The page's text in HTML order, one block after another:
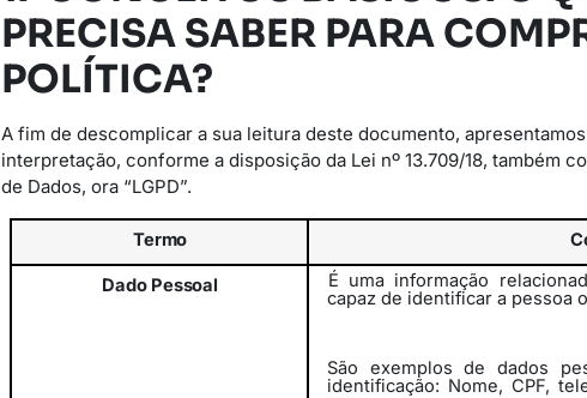
PRECISA SABER PARA
POLÍTICA?
A fim de descomplicar a sua leitura deste documento,
interpretação, conforme a disposição da Lei nº 13.709/18, também
de Dados, ora “LGPD”.
Termo
Dado Pessoal
É uma informação
capaz de identificar a pessoa
São exemplos de dados
identificação: Nome, CPF,